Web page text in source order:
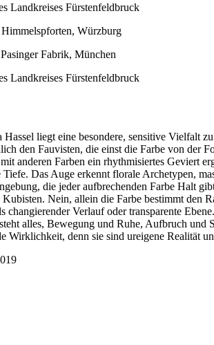
Landkreises Fürstenfeldbruck
Würzburg
Fabrik, München
Landkreises Fürstenfeldbruck
liegt eine besondere, sensitive Vielfalt
den Fauvisten, die einst die Farbe von der
anderen Farben ein rhythmisiertes Geviert
Das Auge erkennt florale Archetypen,
die jeder aufbrechenden Farbe Halt
Nein, allein die Farbe bestimmt den
changierender Verlauf oder transparente
alles, Bewegung und Ruhe, Aufbruch und
Wirklichkeit, denn sie sind ureigene Realität